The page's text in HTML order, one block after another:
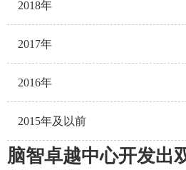
2018年
2017年
2016年
2015年及以前
脑智卓越中心开发出